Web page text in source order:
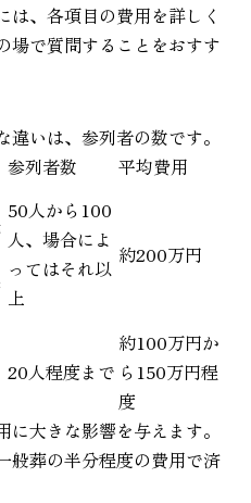
、各項目の費用を詳しく
場で質問することをおすす
いは、参列者の数です。
参列者数 平均費用
50人から100
人、場合によ
ってはそれ以
上
約200万円
20人程度まで
約100万円か
ら150万円程
度
大きな影響を与えます。
般葬の半分程度の費用で済